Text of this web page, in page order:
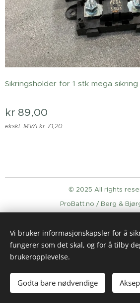
Sikringsholder for 1 stk mega sikring
kr 89,00
ekskl. MVA kr 71,20
Legg til i
© 2025 All rights
ProBatt.no / Berg &
Språk
English
Norsk
Vi bruker informasjonskapsler for å
fungerer som det skal, og for å tilby
brukeropplevelse.
Godta bare nødvendige